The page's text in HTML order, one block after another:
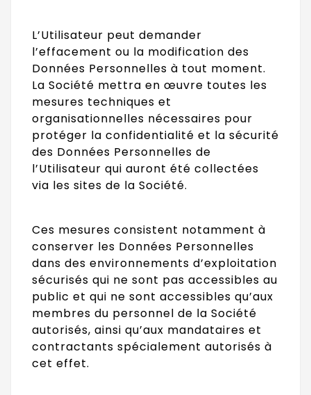
L’Utilisateur peut demander
l’effacement ou la modification des
Données Personnelles à tout moment.
La Société mettra en œuvre toutes les
mesures techniques et
organisationnelles nécessaires pour
protéger la confidentialité et la sécurité
des Données Personnelles de
l’Utilisateur qui auront été collectées
via les sites de la Société.
Ces mesures consistent notamment à
conserver les Données Personnelles
dans des environnements d’exploitation
sécurisés qui ne sont pas accessibles au
public et qui ne sont accessibles qu’aux
membres du personnel de la Société
autorisés, ainsi qu’aux mandataires et
contractants spécialement autorisés à
cet effet.